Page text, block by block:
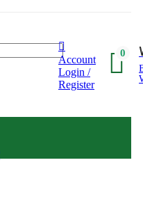
Account
Login /
Register
0